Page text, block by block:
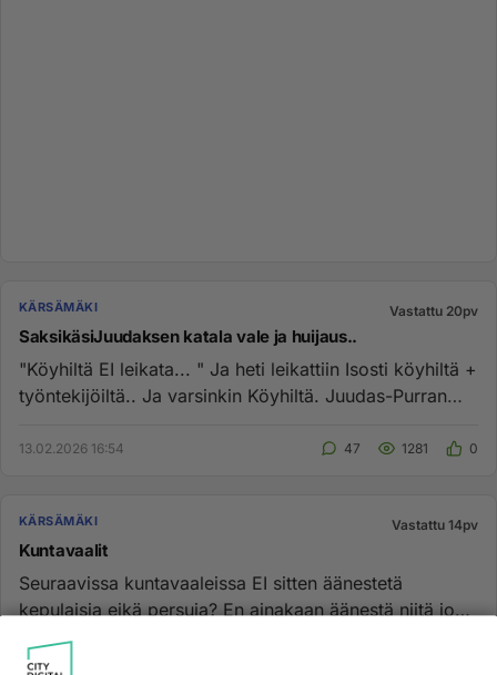
KÄRSÄMÄKI Vastattu 20pv
SaksikäsiJuudaksen katala vale ja huijaus..
"Köyhiltä EI leikata... " Ja heti leikattiin Isosti köyhiltä +
työntekijöiltä.. Ja varsinkin Köyhiltä. Juudas-Purran
13.02.2026 16:54 47 1281 0
KÄRSÄMÄKI Vastattu 14pv
Kuntavaalit
Seuraavissa kuntavaaleissa EI sitten äänestetä
kepulaisia eikä persuja? En ainakaan äänestä niitä jos
yleensäkään käyn l...
27.05.2026 14:26